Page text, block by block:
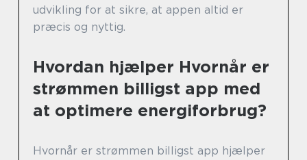
udvikling for at sikre, at appen altid er
præcis og nyttig.
Hvordan hjælper Hvornår er
strømmen billigst app med
at optimere energiforbrug?
Hvornår er strømmen billigst app hjælper